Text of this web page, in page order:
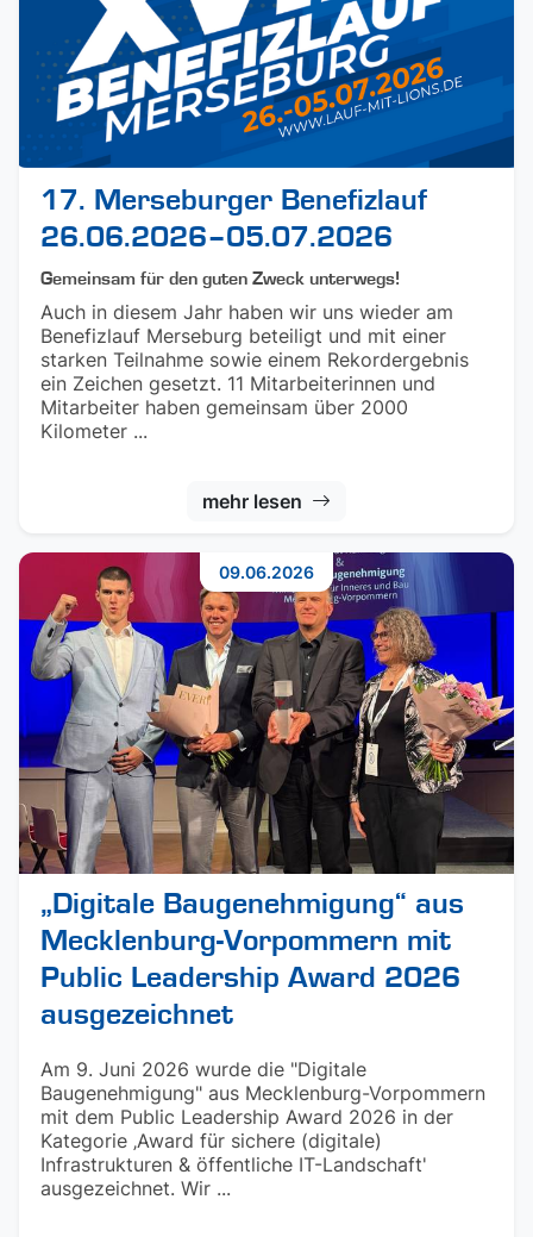
17. Merseburger Benefizlauf
26.06.2026–05.07.2026
Gemeinsam für den guten Zweck unterwegs!
Auch in diesem Jahr haben wir uns wieder am
Benefizlauf Merseburg beteiligt und mit einer
starken Teilnahme sowie einem Rekordergebnis
ein Zeichen gesetzt. 11 Mitarbeiterinnen und
Mitarbeiter haben gemeinsam über 2000
Kilometer ...
mehr lesen
„Digitale Baugenehmigung“ aus
Mecklenburg-Vorpommern mit
Public Leadership Award 2026
ausgezeichnet
Am 9. Juni 2026 wurde die "Digitale
Baugenehmigung" aus Mecklenburg-Vorpommern
mit dem Public Leadership Award 2026 in der
Kategorie ‚Award für sichere (digitale)
Infrastrukturen & öffentliche IT-Landschaft'
ausgezeichnet. Wir ...
09.06.2026